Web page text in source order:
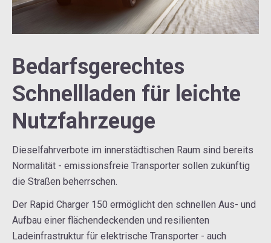
Bedarfsgerechtes
Schnellladen für leichte
Nutzfahrzeuge
Dieselfahrverbote im innerstädtischen Raum sind bereits
Normalität - emissionsfreie Transporter sollen zukünftig
die Straßen beherrschen.
Der Rapid Charger 150 ermöglicht den schnellen Aus- und
Aufbau einer flächendeckenden und resilienten
Ladeinfrastruktur für elektrische Transporter - auch